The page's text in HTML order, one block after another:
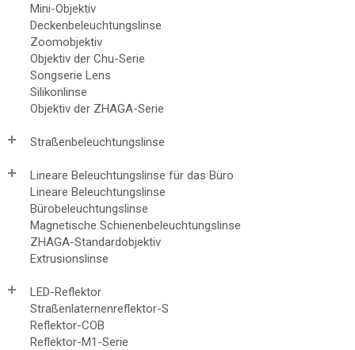
Mini-Objektiv
Deckenbeleuchtungslinse
Zoomobjektiv
Objektiv der Chu-Serie
Songserie Lens
Silikonlinse
Objektiv der ZHAGA-Serie
Straßenbeleuchtungslinse
Lineare Beleuchtungslinse für das Büro
Lineare Beleuchtungslinse
Bürobeleuchtungslinse
Magnetische Schienenbeleuchtungslinse
ZHAGA-Standardobjektiv
Extrusionslinse
LED-Reflektor
Straßenlaternenreflektor-S
Reflektor-COB
Reflektor-M1-Serie